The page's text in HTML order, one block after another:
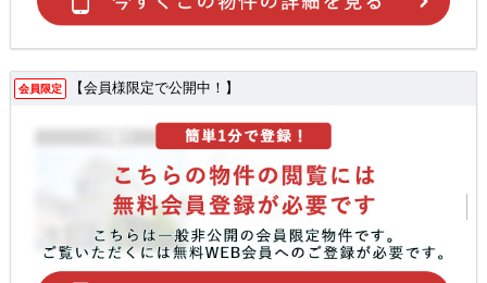
会員限定 【会員様限定で公開中！】